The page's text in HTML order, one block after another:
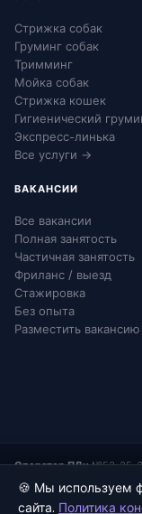
🍪 Мы используем
сайта. Политика
Стрижка собак
Груминг собак
Тримминг
Мойка собак
Стрижка кошек
Гигиенический
Экспресс-линька
Все услуги →
ВАКАНСИИ
Все вакансии
Полная занятость
Частичная занятость
Фриланс / выезд
Стажировка
Без опыта
Разместить
Оператор ПДн:№52-25-